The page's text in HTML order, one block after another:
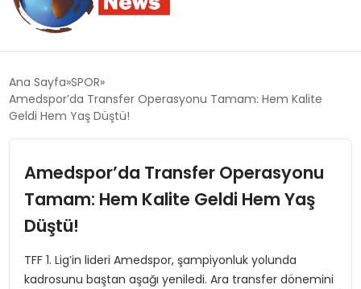
KÖŞE YAZILARI
SİYASET
DÜNYA
YEREL HABERLER
Ana Sayfa SPOR
Amedspor’da Transfer Operasyonu Tamam: Hem Kalite
Geldi Hem Yaş Düştü!
Amedspor’da Transfer Operasyonu
Tamam: Hem Kalite Geldi Hem Yaş
Düştü!
TFF 1. Lig’in lideri Amedspor, şampiyonluk yolunda
kadrosunu baştan aşağı yeniledi. Ara transfer dönemini